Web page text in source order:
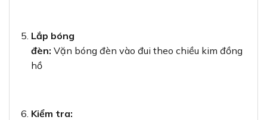
Lắp bóng
đèn: Vặn bóng đèn vào đui theo chiều kim đồng
hồ
Kiểm tra: